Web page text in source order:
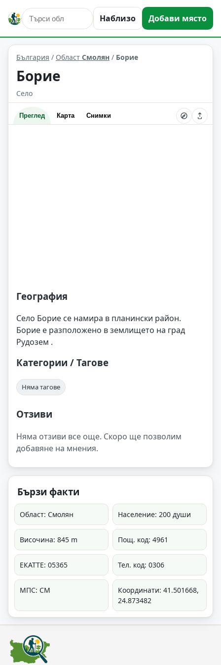
Наблизо Добави място
Борие Област: Смолян
България / Област Смолян / Борие
Борие
Село
Преглед Карта Снимки
География
Село Борие се намира в планински район.
Борие е разположено в землището на град
Рудозем .
Категории / Тагове
Няма тагове
Отзиви
Няма отзиви все още. Скоро ще позволим
добавяне на мнения.
Бързи факти
Област: Смолян Население: 200 души
Височина: 845 m Пощ. код: 4961
ЕКАТТЕ: 05365 Тел. код: 0306
МПС: СМ
Координати: 41.501668,
24.873482